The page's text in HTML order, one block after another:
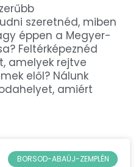
szeretnéd, miben
éppen a Megyer-
Feltérképeznéd
amelyek rejtve
elől? Nálunk
amiért
BORSOD-ABAÚJ-ZEMPLÉN